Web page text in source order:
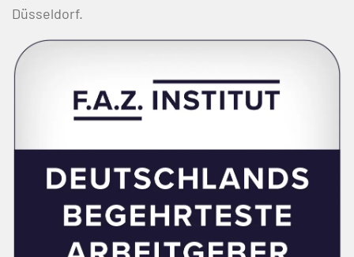
Düsseldorf.